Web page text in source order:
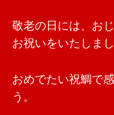
敬老の日には、お
お祝いをいたしまし
おめでたい祝鯛で
う。